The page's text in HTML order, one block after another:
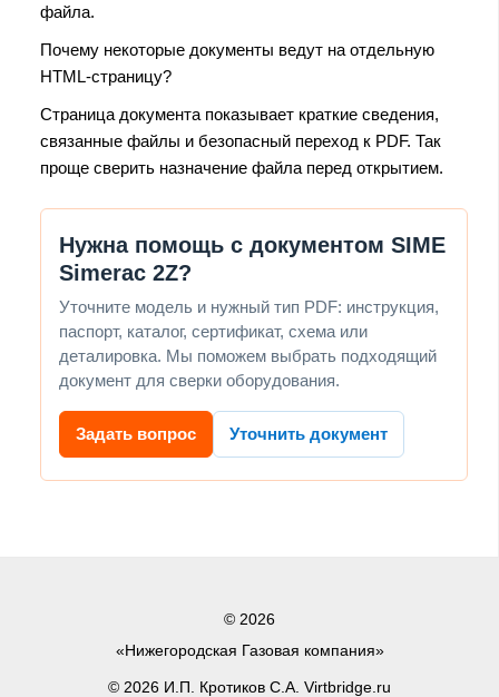
файла.
Почему некоторые документы ведут на отдельную
HTML-страницу?
Страница документа показывает краткие сведения,
связанные файлы и безопасный переход к PDF. Так
проще сверить назначение файла перед открытием.
Нужна помощь с документом SIME
Simerac 2Z?
Уточните модель и нужный тип PDF: инструкция,
паспорт, каталог, сертификат, схема или
деталировка. Мы поможем выбрать подходящий
документ для сверки оборудования.
Задать вопрос Уточнить документ
© 2026
«Нижегородская Газовая компания»
© 2026 И.П. Кротиков С.А. Virtbridge.ru